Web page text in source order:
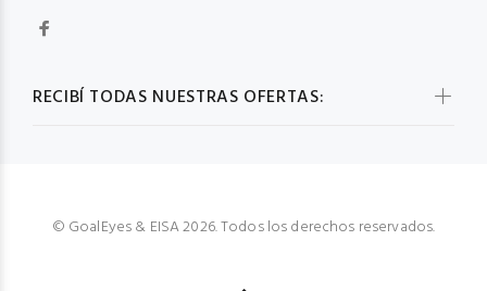
RECIBÍ TODAS NUESTRAS OFERTAS:
© GoalEyes & EISA 2026. Todos los derechos reservados.